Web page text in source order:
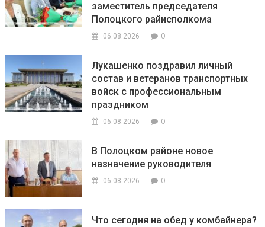
заместитель председателя
Полоцкого райисполкома
06.08.2026 0
Лукашенко поздравил личный
состав и ветеранов транспортных
войск с профессиональным
праздником
06.08.2026 0
В Полоцком районе новое
назначение руководителя
06.08.2026 0
Что сегодня на обед у комбайнера?